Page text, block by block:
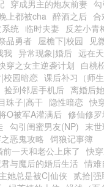
穿成男主的炮灰前妻
上都被cha 醉酒之后 合
统 临时夫妻 反差小青
品勇者 屋檐下|校园 见
我 异常现象|婚后 远在
穿之女主逆袭计划 白桃
校园暗恋 课后补习（师生
捡到邻居手机后 离婚后
珠子|高干 隐性暗恋 快
O被军A灌满后 修仙修
勾引闺蜜男友(NP) 末
恶鬼攻略 饲狼记事簿
前一天和老公上床了 快
与魔后的婚后生活 情难
她总是被C|仙侠 贰拾|强